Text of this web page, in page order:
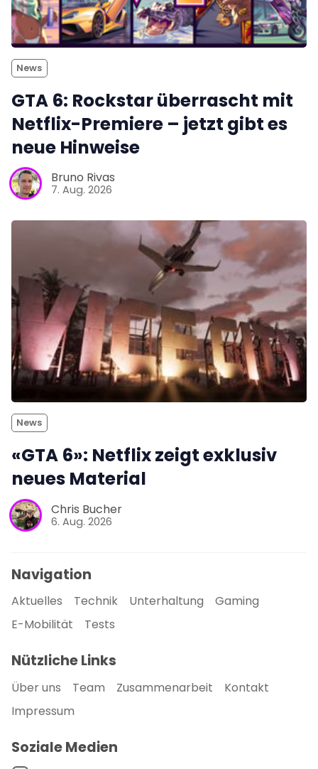
News
GTA 6: Rockstar überrascht mit
Netflix-Premiere – jetzt gibt es
neue Hinweise
Bruno Rivas
7. Aug. 2026
News
«GTA 6»: Netflix zeigt exklusiv
neues Material
Chris Bucher
6. Aug. 2026
Navigation
Aktuelles Technik Unterhaltung
Gaming
E-Mobilität
Tests
Nützliche Links
Über uns Team Zusammenarbeit
Kontakt
Impressum
Soziale Medien